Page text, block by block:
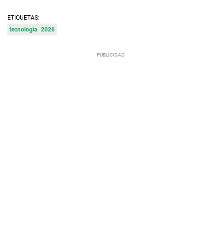
ETIQUETAS:
tecnologia 2026